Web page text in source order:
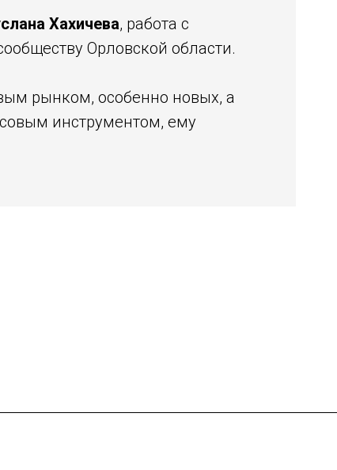
Хахичева, работа с
Орловской области.
рынком, особенно новых, а
инструментом, ему